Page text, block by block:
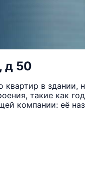
д 50
в здании,
такие как
компании: её